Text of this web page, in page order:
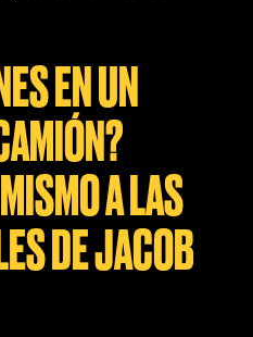
EN UN
A LAS
DE JACOB